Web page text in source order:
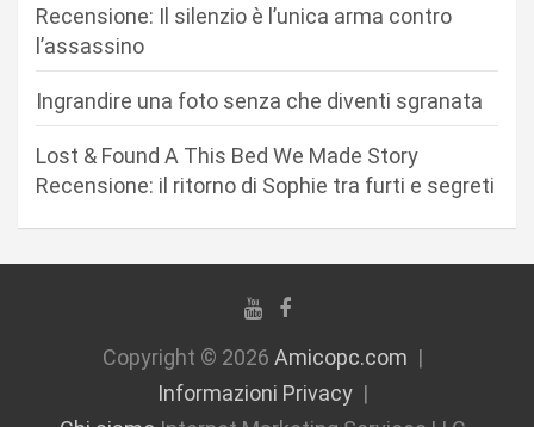
Recensione: Il silenzio è l’unica arma contro
l’assassino
Ingrandire una foto senza che diventi sgranata
Lost & Found A This Bed We Made Story
Recensione: il ritorno di Sophie tra furti e segreti
Copyright © 2026 Amicopc.com
Informazioni Privacy